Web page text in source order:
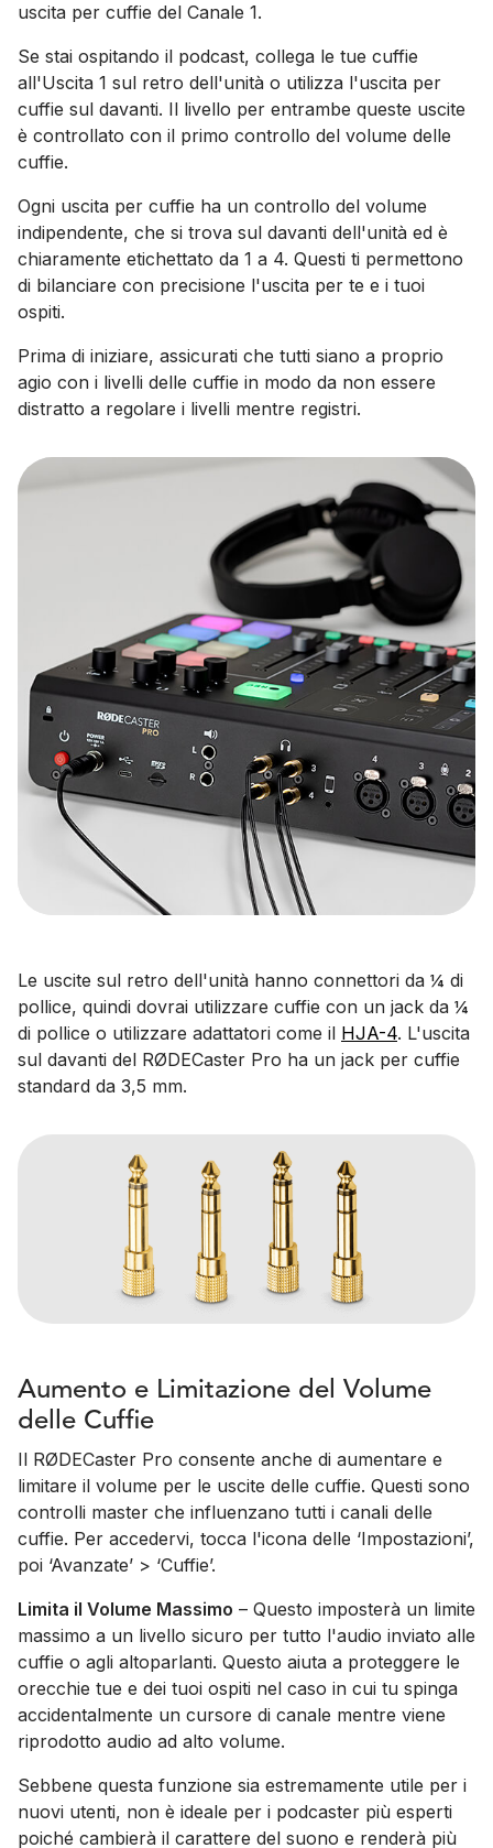
uscita per cuffie del Canale 1.
Se stai ospitando il podcast, collega le tue cuffie
all'Uscita 1 sul retro dell'unità o utilizza l'uscita per
cuffie sul davanti. Il livello per entrambe queste uscite
è controllato con il primo controllo del volume delle
cuffie.
Ogni uscita per cuffie ha un controllo del volume
indipendente, che si trova sul davanti dell'unità ed è
chiaramente etichettato da 1 a 4. Questi ti permettono
di bilanciare con precisione l'uscita per te e i tuoi
ospiti.
Prima di iniziare, assicurati che tutti siano a proprio
agio con i livelli delle cuffie in modo da non essere
distratto a regolare i livelli mentre registri.
Le uscite sul retro dell'unità hanno connettori da ¼ di
pollice, quindi dovrai utilizzare cuffie con un jack da ¼
di pollice o utilizzare adattatori come il HJA-4. L'uscita
sul davanti del RØDECaster Pro ha un jack per cuffie
standard da 3,5 mm.
Aumento e Limitazione del Volume
delle Cuffie
Il RØDECaster Pro consente anche di aumentare e
limitare il volume per le uscite delle cuffie. Questi sono
controlli master che influenzano tutti i canali delle
cuffie. Per accedervi, tocca l'icona delle ‘Impostazioni’,
poi ‘Avanzate’ > ‘Cuffie’.
Limita il Volume Massimo – Questo imposterà un limite
massimo a un livello sicuro per tutto l'audio inviato alle
cuffie o agli altoparlanti. Questo aiuta a proteggere le
orecchie tue e dei tuoi ospiti nel caso in cui tu spinga
accidentalmente un cursore di canale mentre viene
riprodotto audio ad alto volume.
Sebbene questa funzione sia estremamente utile per i
nuovi utenti, non è ideale per i podcaster più esperti
poiché cambierà il carattere del suono e renderà più